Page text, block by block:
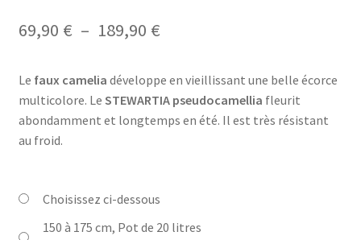
69,90 € – 189,90 €Plage
prix :
69,90 €
Le faux camelia développe en vieillissant une belle écorce
multicolore. Le STEWARTIA pseudocamellia fleurit
abondamment et longtemps en été. Il est très résistant
au froid.
Choisissez ci-dessous
150 à 175 cm, Pot de 20 litres